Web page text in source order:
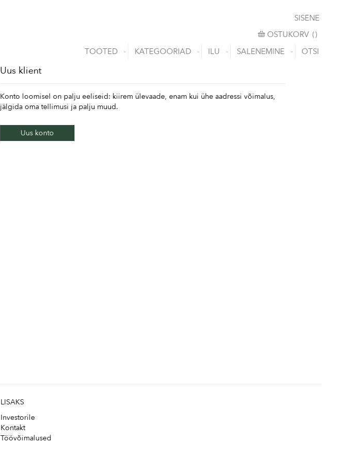
SISENE
OSTUKORV
OSTUKORV ()
OTSI
TOOTED KATEGOORIAD ILU SALENEMINE
Uus klient
Konto loomisel on palju eeliseid: kiirem ülevaade, enam kui ühe aadressi võimalus,
jälgida oma tellimusi ja palju muud.
Uus konto
LISAKS
Investorile
Kontakt
Töövõimalused